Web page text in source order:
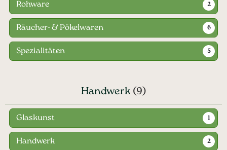
Rohware 2
Räucher- & Pökelwaren 6
Spezialitäten 5
Handwerk (9)
Glaskunst 1
Handwerk 2